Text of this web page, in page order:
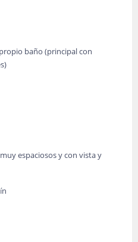
baño (principal con
espaciosos y con vista y